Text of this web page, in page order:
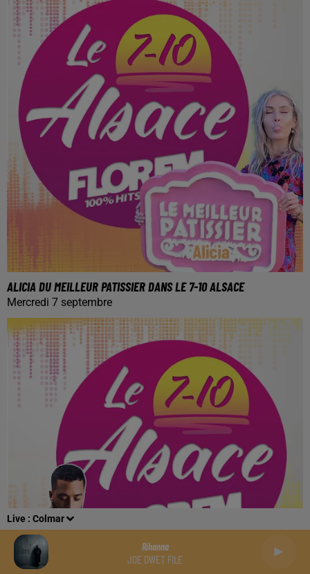
Live : Colmar
Rihanna
JOE DWET FILE
ALICIA DU MEILLEUR PATISSIER DANS LE 7-10 ALSACE
Mercredi 7 septembre